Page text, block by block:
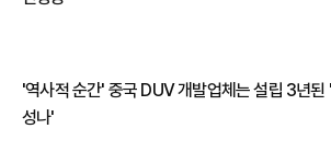
'역사적 순간' 중국 DUV 개발업체는 설립 3년된
성나'